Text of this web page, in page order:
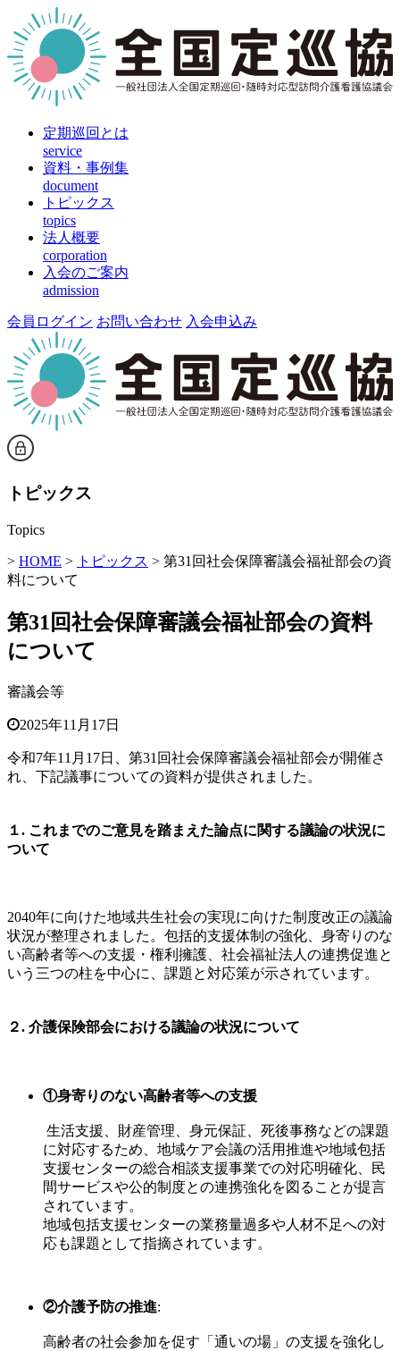
定期巡回とは
service
資料・事例集
document
トピックス
topics
法人概要
corporation
入会のご案内
admission
会員ログイン お問い合わせ 入会申込み
トピックス
Topics
> HOME > トピックス > 第31回社会保障審議会福祉部会の資
料について
第31回社会保障審議会福祉部会の資料
について
審議会等
2025年11月17日
令和7年11月17日、第31回社会保障審議会福祉部会が開催さ
れ、下記議事についての資料が提供されました。
１. これまでのご意見を踏まえた論点に関する議論の状況に
ついて
2040年に向けた地域共生社会の実現に向けた制度改正の議論
状況が整理されました。包括的支援体制の強化、身寄りのな
い高齢者等への支援・権利擁護、社会福祉法人の連携促進と
いう三つの柱を中心に、課題と対応策が示されています。
２. 介護保険部会における議論の状況について
①身寄りのない高齢者等への支援
生活支援、財産管理、身元保証、死後事務などの課題
に対応するため、地域ケア会議の活用推進や地域包括
支援センターの総合相談支援事業での対応明確化、民
間サービスや公的制度との連携強化を図ることが提言
されています。
地域包括支援センターの業務量過多や人材不足への対
応も課題として指摘されています。
②介護予防の推進:
高齢者の社会参加を促す「通いの場」の支援を強化し